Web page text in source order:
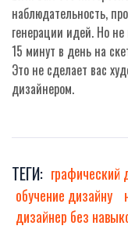
наблюдательность,
генерации идей. Но
15 минут в день на
Это не сделает вас
дизайнером.
ТЕГИ: графический
обучение дизайну
дизайнер без